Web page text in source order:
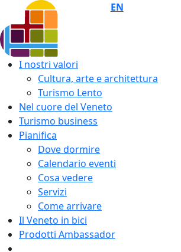
EN
I nostri valori
Cultura, arte e architettura
Turismo Lento
Nel cuore del Veneto
Turismo business
Pianifica
Dove dormire
Calendario eventi
Cosa vedere
Servizi
Come arrivare
Il Veneto in bici
Prodotti Ambassador